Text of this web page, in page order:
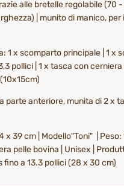
alle bretelle regolabile (70
| munito di manico, per
1 x scomparto principale | 1 x
pollici | 1 x tasca con cerniera
parte anteriore, munita di 2 x
x 39 cm | Modello"Toni" | Peso:
pelle bovina | Unisex |
fino a 13.3 pollici (28 x 30 cm)